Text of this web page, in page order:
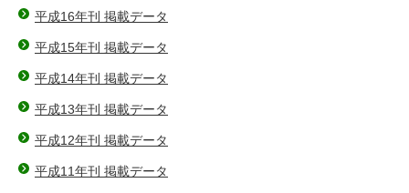
平成16年刊 掲載データ
平成15年刊 掲載データ
平成14年刊 掲載データ
平成13年刊 掲載データ
平成12年刊 掲載データ
平成11年刊 掲載データ